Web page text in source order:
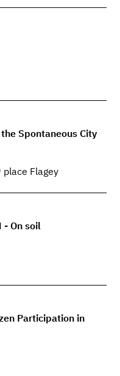
the Spontaneous City
Flagey
- On soil
Participation in